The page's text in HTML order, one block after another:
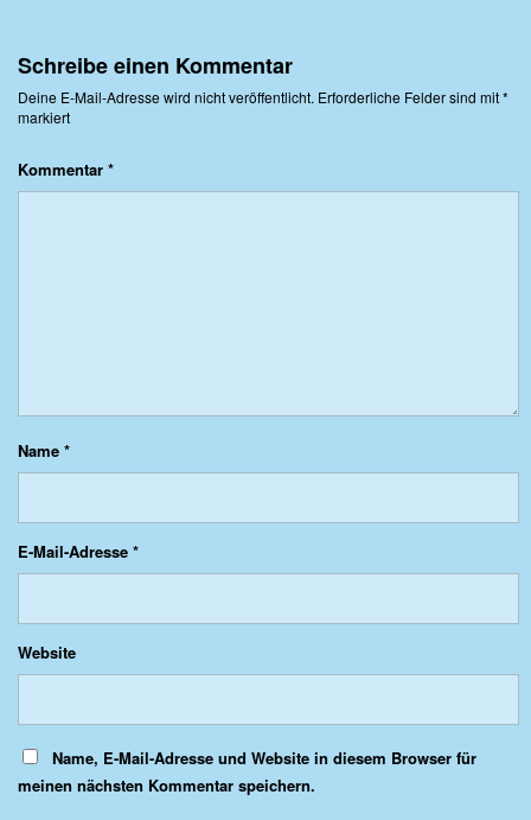
Schreibe einen Kommentar
Deine E-Mail-Adresse wird nicht veröffentlicht. Erforderliche Felder sind mit*
markiert
Kommentar *
Name *
E-Mail-Adresse *
Website
Name, E-Mail-Adresse und Website in diesem Browser für
meinen nächsten Kommentar speichern.